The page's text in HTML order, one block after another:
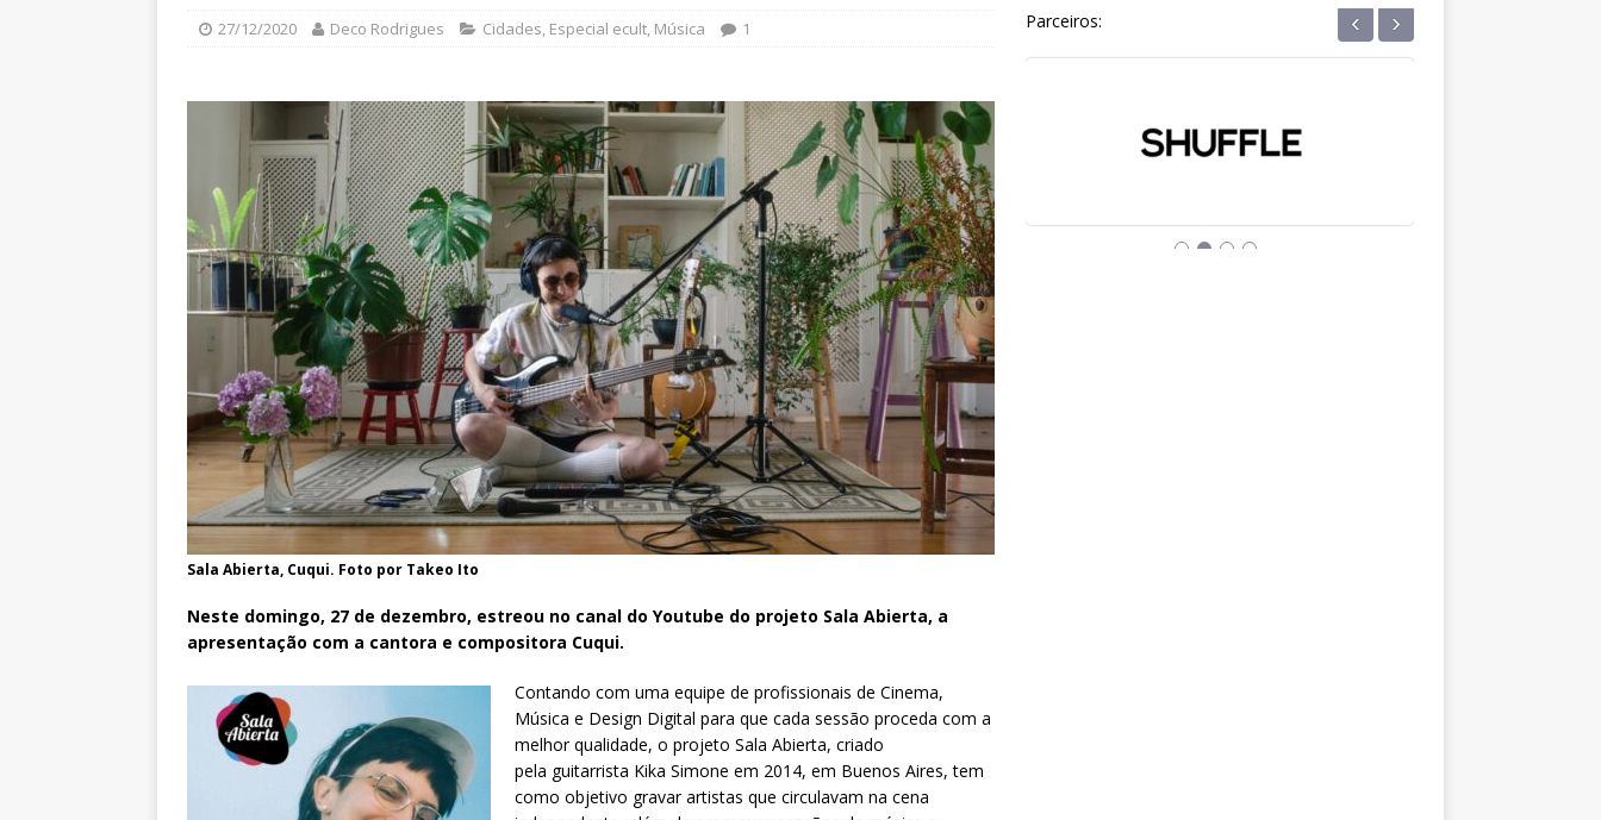
27/12/2020 Deco Rodrigues Cidades Especial ecult Música 1
Sala Abierta, Cuqui. Foto por Takeo Ito
Neste domingo, 27 de dezembro, estreou no canal do Youtube do projeto Sala Abierta, a
apresentação com a cantora e compositora Cuqui.
Contando com uma equipe de profissionais de Cinema,
Música e Design Digital para que cada sessão proceda com a
melhor qualidade, o projeto Sala Abierta, criado
pela guitarrista Kika Simone em 2014, em Buenos Aires, tem
como objetivo gravar artistas que circulavam na cena
Parceiros: ‹ ›